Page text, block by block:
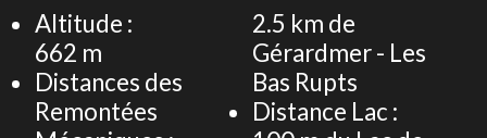
Altitude :
662 m
Distances des
Remontées
2.5 km de
Gérardmer - Les
Bas Rupts
Distance Lac :